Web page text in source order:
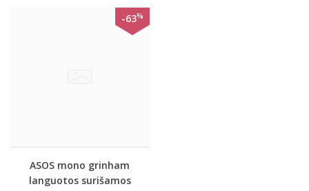
-63%
ASOS mono grinham
languotos surišamos